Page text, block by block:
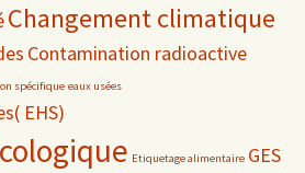
Changement climatique
Contamination radioactive
spécifique eaux usées
EHS)
Etiquetage alimentaire GES